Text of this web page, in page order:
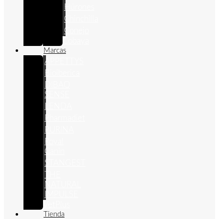
Húrones
Chinchilla
Conejo
Marcas
APPETTYS
Bioiberica
DIBAQ
SENSE
LENDA
Pharmadiet
PURINA
Royal
Canin
STANGEST
NATURAL
Tienda